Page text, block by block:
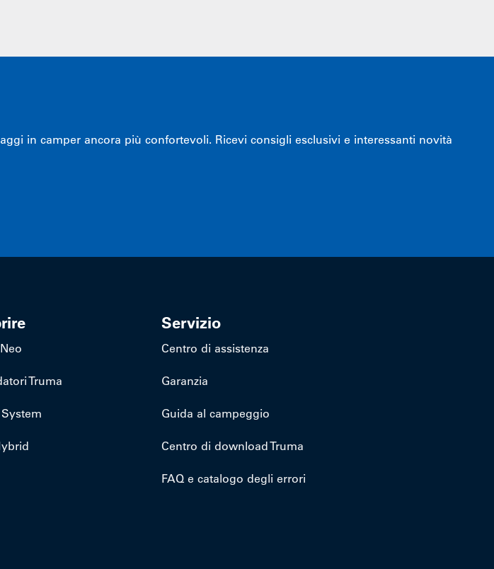
in camper ancora più confortevoli. Ricevi consigli esclusivi e interessanti novità
Truma
Servizio
Centro di assistenza
Garanzia
Guida al campeggio
Centro di download Truma
FAQ e catalogo degli errori